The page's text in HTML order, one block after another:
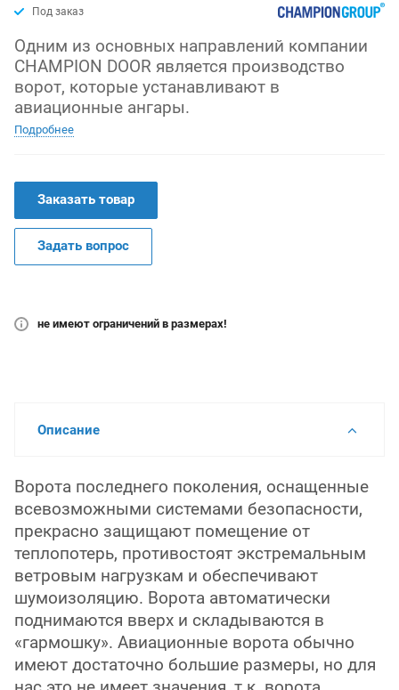
Под заказ
Одним из основных направлений компании
CHAMPION DOOR является производство
ворот, которые устанавливают в
авиационные ангары.
Подробнее
Заказать товар
Задать вопрос
не имеют ограничений в размерах!
Описание
Ворота последнего поколения, оснащенные
всевозможными системами безопасности,
прекрасно защищают помещение от
теплопотерь, противостоят экстремальным
ветровым нагрузкам и обеспечивают
шумоизоляцию. Ворота автоматически
поднимаются вверх и складываются в
«гармошку». Авиационные ворота обычно
имеют достаточно большие размеры, но для